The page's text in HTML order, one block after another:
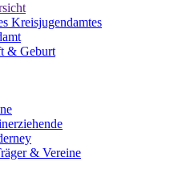
Kreisjugendamtes
& Geburt
& Vereine